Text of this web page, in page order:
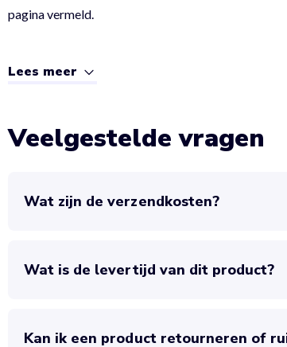
pagina vermeld.
Lees meer
Veelgestelde vragen
Wat zijn de verzendkosten?
Wat is de levertijd van dit product?
Kan ik een product retourneren of